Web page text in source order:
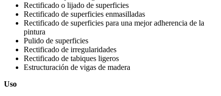
Rectificado o lijado de superficies
Rectificado de superficies enmasilladas
Rectificado de superficies para una mejor adherencia de la
pintura
Pulido de superficies
Rectificado de irregularidades
Rectificado de tabiques ligeros
Estructuración de vigas de madera
Uso